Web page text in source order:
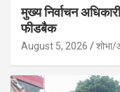
मुख्य निर्वाचन
फीडबैक
August 5, 2026